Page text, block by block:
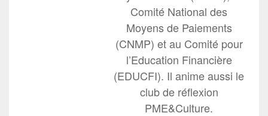
Comité National des
Moyens de Paiements
(CNMP) et au Comité pour
l’Education Financière
(EDUCFI). Il anime aussi le
club de réflexion
PME&Culture.